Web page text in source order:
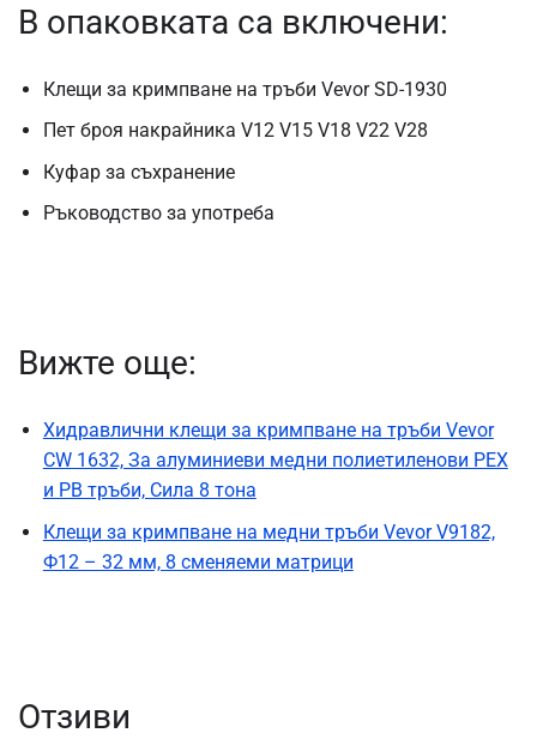
В опаковката са включени:
Клещи за кримпване на тръби Vevor SD-1930
Пет броя накрайника V12 V15 V18 V22 V28
Куфар за съхранение
Ръководство за употреба
Вижте още:
Хидравлични клещи за кримпване на тръби Vevor
CW 1632, За алуминиеви медни полиетиленови PEX
и PB тръби, Сила 8 тона
Клещи за кримпване на медни тръби Vevor V9182,
Ф12 – 32 мм, 8 сменяеми матрици
Отзиви